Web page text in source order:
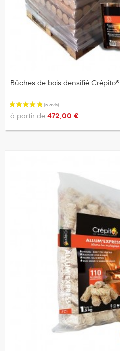
Bûches de bois densifié Crépito®
à partir de 472,00 €